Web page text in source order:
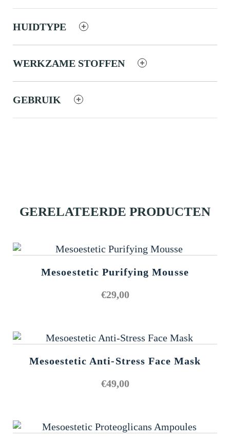
HUIDTYPE
WERKZAME STOFFEN
GEBRUIK
GERELATEERDE PRODUCTEN
Mesoestetic Purifying Mousse
€29,00
Mesoestetic Anti-Stress Face Mask
€49,00